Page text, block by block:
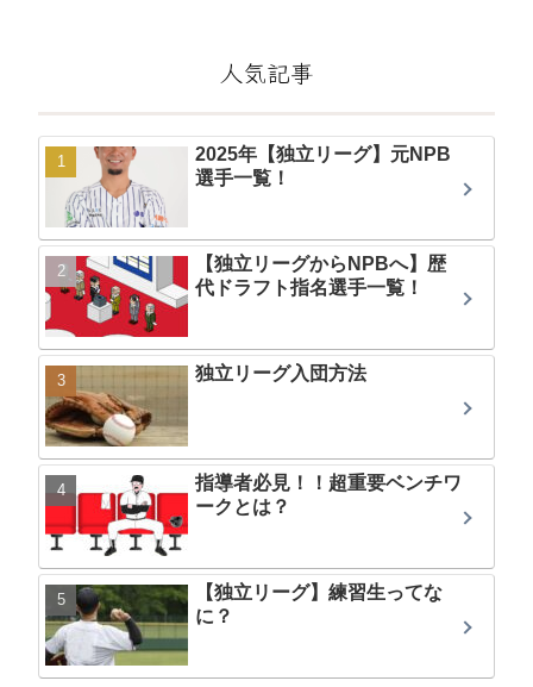
人気記事
2025年【独立リーグ】元NPB
選手一覧！
【独立リーグからNPBへ】歴
代ドラフト指名選手一覧！
独立リーグ入団方法
指導者必見！！超重要ベンチワ
ークとは？
【独立リーグ】練習生ってな
に？